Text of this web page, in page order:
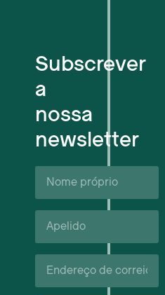
Subscrever
a
nossa
newsletter
Nome
próprio*
Apelido*
Correio
eletrónico*